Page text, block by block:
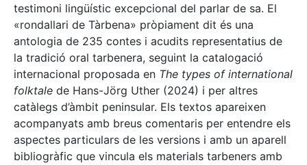
testimoni lingüístic excepcional del parlar de sa. El
«rondallari de Tàrbena» pròpiament dit és una
antologia de 235 contes i acudits representatius de
la tradició oral tarbenera, seguint la catalogació
internacional proposada en The types of international
folktale de Hans-Jörg Uther (2024) i per altres
catàlegs d’àmbit peninsular. Els textos apareixen
acompanyats amb breus comentaris per entendre els
aspectes particulars de les versions i amb un aparell
bibliogràfic que vincula els materials tarbeners amb